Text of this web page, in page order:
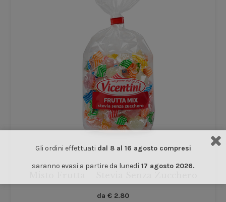
da € 2.80
Gli ordini effettuati dal 8 al 16 agosto compresi
saranno evasi a partire da lunedì 17 agosto 2026.